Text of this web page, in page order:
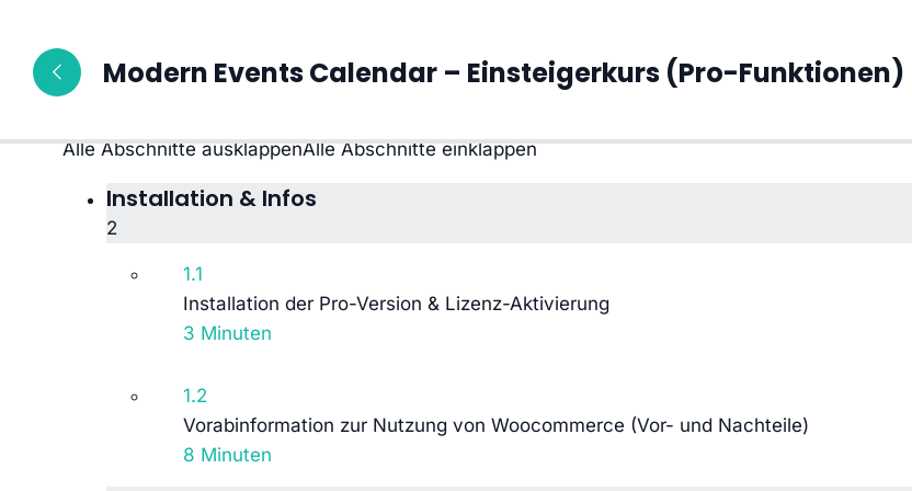
40 Lektionen
Alle Abschnitte ausklappenAlle Abschnitte einklappen
Installation & Infos
2
1.1
Installation der Pro-Version & Lizenz-Aktivierung
3 Minuten
1.2
Vorabinformation zur Nutzung von Woocommerce (Vor- und Nachteile)
8 Minuten
Modern Events Calendar – Einsteigerkurs (Pro-Funktionen)